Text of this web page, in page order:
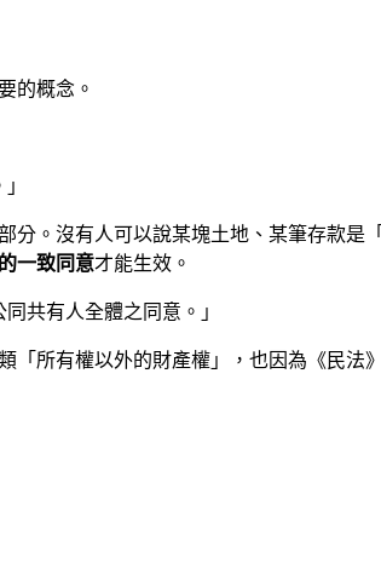
的概念。
。沒有人可以說某塊土地、某筆存款是
一致同意才能生效。
共有人全體之同意。」
所有權以外的財產權」，也因為《民法